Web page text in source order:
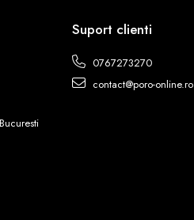
Suport clienti
0767273270
contact@poro-online.ro